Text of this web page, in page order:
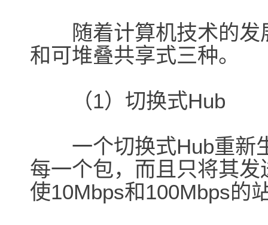
随着计算机技术的发
和可堆叠共享式三种。
（1）切换式Hub
一个切换式Hub重新
每一个包，而且只将其
使10Mbps和100Mbps的